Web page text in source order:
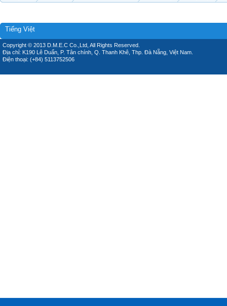
Tiếng Việt
Copyright © 2013 D.M.E.C Co.,Ltd, All Rights Reserved.
Địa chỉ: K190 Lê Duẩn, P. Tân chính, Q. Thanh Khê, Thp. Đà Nẵng, Việt Nam.
Điện thoại: (+84) 5113752506